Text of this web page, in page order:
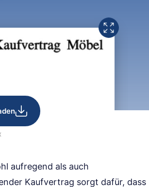
aufregend als auch
Kaufvertrag sorgt dafür, dass